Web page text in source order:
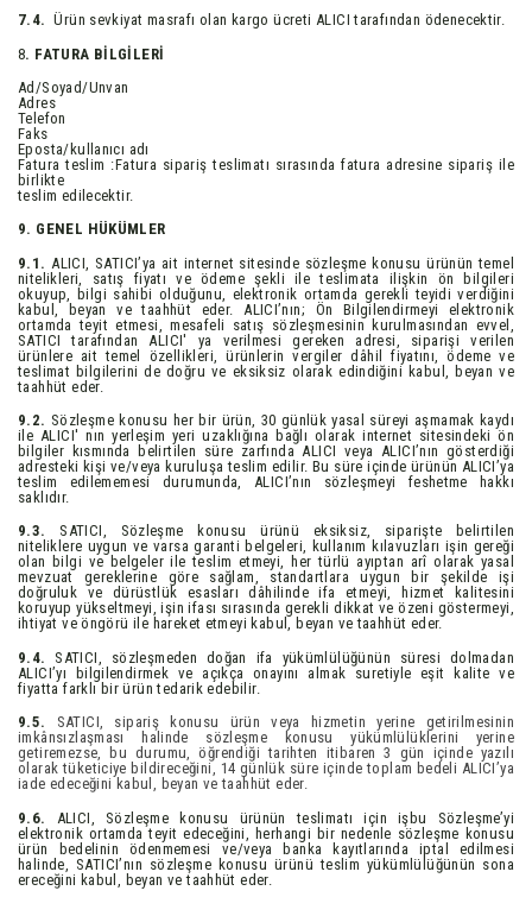
7.4. Ürün sevkiyat masrafı olan kargo ücreti ALICI tarafından ödenecektir.
8. FATURA BİLGİLERİ
Ad/Soyad/Unvan
Adres
Telefon
Faks
Eposta/kullanıcı adı
Fatura teslim :Fatura sipariş teslimatı sırasında fatura adresine sipariş ile
birlikte
teslim edilecektir.
9. GENEL HÜKÜMLER
9.1. ALICI, SATICI’ya ait internet sitesinde sözleşme konusu ürünün temel
nitelikleri, satış fiyatı ve ödeme şekli ile teslimata ilişkin ön bilgileri
okuyup, bilgi sahibi olduğunu, elektronik ortamda gerekli teyidi verdiğini
kabul, beyan ve taahhüt eder. ALICI’nın; Ön Bilgilendirmeyi elektronik
ortamda teyit etmesi, mesafeli satış sözleşmesinin kurulmasından evvel,
SATICI tarafından ALICI' ya verilmesi gereken adresi, siparişi verilen
ürünlere ait temel özellikleri, ürünlerin vergiler dâhil fiyatını, ödeme ve
teslimat bilgilerini de doğru ve eksiksiz olarak edindiğini kabul, beyan ve
taahhüt eder.
9.2. Sözleşme konusu her bir ürün, 30 günlük yasal süreyi aşmamak kaydı
ile ALICI' nın yerleşim yeri uzaklığına bağlı olarak internet sitesindeki ön
bilgiler kısmında belirtilen süre zarfında ALICI veya ALICI’nın gösterdiği
adresteki kişi ve/veya kuruluşa teslim edilir. Bu süre içinde ürünün ALICI’ya
teslim edilememesi durumunda, ALICI’nın sözleşmeyi feshetme hakkı
saklıdır.
9.3.
SATICI, Sözleşme konusu ürünü eksiksiz, siparişte belirtilen
niteliklere uygun ve varsa garanti belgeleri, kullanım kılavuzları işin gereği
olan bilgi ve belgeler ile teslim etmeyi, her türlü ayıptan arî olarak yasal
mevzuat gereklerine göre sağlam, standartlara uygun bir şekilde işi
doğruluk ve dürüstlük esasları dâhilinde ifa etmeyi, hizmet kalitesini
koruyup yükseltmeyi, işin ifası sırasında gerekli dikkat ve özeni göstermeyi,
ihtiyat ve öngörü ile hareket etmeyi kabul, beyan ve taahhüt eder.
9.4. SATICI, sözleşmeden doğan ifa yükümlülüğünün süresi dolmadan
ALICI’yı bilgilendirmek ve açıkça onayını almak suretiyle eşit kalite ve
fiyatta farklı bir ürün tedarik edebilir.
9.5.
SATICI, sipariş konusu ürün veya hizmetin yerine getirilmesinin
imkânsızlaşması halinde sözleşme konusu yükümlülüklerini yerine
getiremezse, bu durumu, öğrendiği tarihten itibaren 3 gün içinde yazılı
olarak tüketiciye bildireceğini, 14 günlük süre içinde toplam bedeli ALICI’ya
iade edeceğini kabul, beyan ve taahhüt eder.
9.6.
ALICI, Sözleşme konusu ürünün teslimatı için işbu Sözleşme’yi
elektronik ortamda teyit edeceğini, herhangi bir nedenle sözleşme konusu
ürün bedelinin ödenmemesi ve/veya banka kayıtlarında iptal edilmesi
halinde, SATICI’nın sözleşme konusu ürünü teslim yükümlülüğünün sona
ereceğini kabul, beyan ve taahhüt eder.